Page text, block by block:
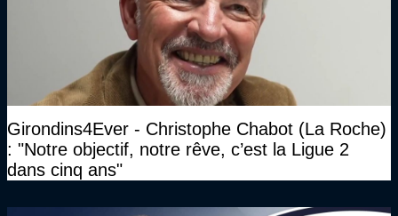
Girondins4Ever - Christophe Chabot (La Roche)
: "Notre objectif, notre rêve, c’est la Ligue 2
dans cinq ans"